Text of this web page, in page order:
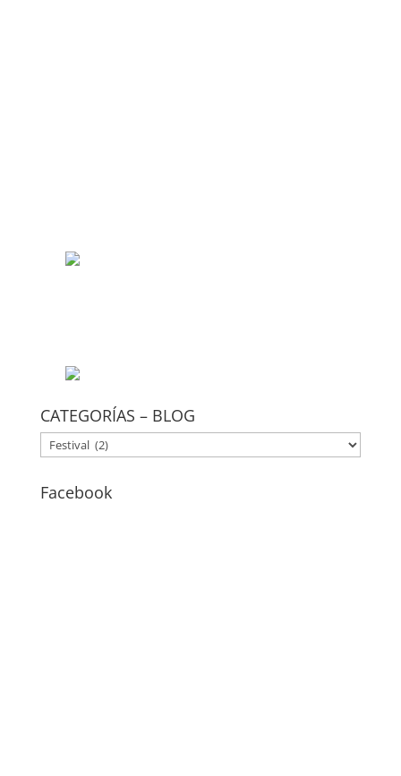
CATEGORÍAS – BLOG
CATEGORÍAS
–
BLOG
Facebook